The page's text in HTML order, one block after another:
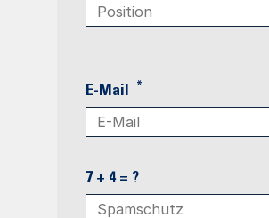
E-Mail *
7 + 4 = ?